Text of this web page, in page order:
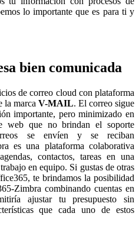
lo importante que es para ti y
bien comunicada
de correo cloud con plataforma
la marca V-MAIL. El correo sigue
importante, pero minimizado en
web que no brindan el soporte
se envíen y se reciban
es una plataforma colaborativa
contactos, tareas en una
en equipo. Si gustas de otras
te brindamos la posibilidad
Zimbra combinando cuentas en
ajustar tu presupuesto sin
que cada uno de estos